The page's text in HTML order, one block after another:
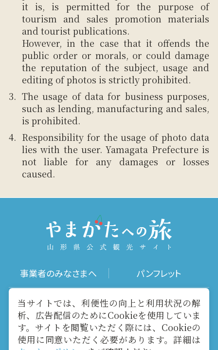
it is, is permitted for the purpose of
tourism and sales promotion materials
and tourist publications.
However, in the case that it offends the
public order or morals, or could damage
the reputation of the subject, usage and
editing of photos is strictly prohibited.
The usage of data for business purposes,
such as lending, manufacturing and sales,
is prohibited.
Responsibility for the usage of photo data
lies with the user. Yamagata Prefecture is
not liable for any damages or losses
caused.
事業者のみなさまへ パンフレット
写真ダウンロード 動画ギャラリー
お役立ちリンク 当サイトについて
当サイトでは、利便性の向上と利用状況の解
析、広告配信のためにCookieを使用していま
す。サイトを閲覧いただく際には、Cookieの
使用に同意いただく必要があります。詳細は